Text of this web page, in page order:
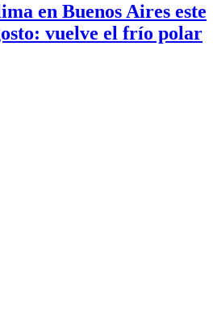
en Buenos Aires este
vuelve el frío polar